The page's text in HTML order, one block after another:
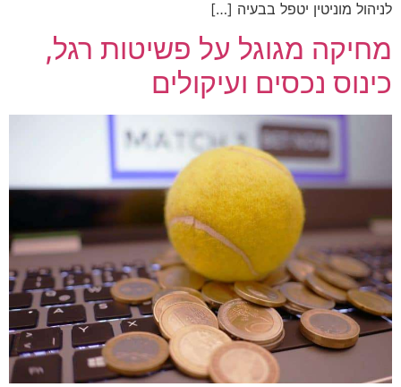
לניהול מוניטין יטפל בבעיה […]
מחיקה מגוגל על פשיטות רגל,
כינוס נכסים ועיקולים